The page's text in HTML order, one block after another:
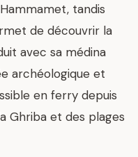
tandis
de découvrir la
avec sa médina
archéologique et
en ferry depuis
Ghriba et des plages